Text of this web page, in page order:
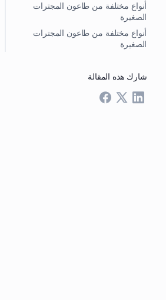
أنواع مختلفة من طاعون المجترات
الصغيرة
أنواع مختلفة من طاعون المجترات
الصغيرة
شارك هذه المقالة